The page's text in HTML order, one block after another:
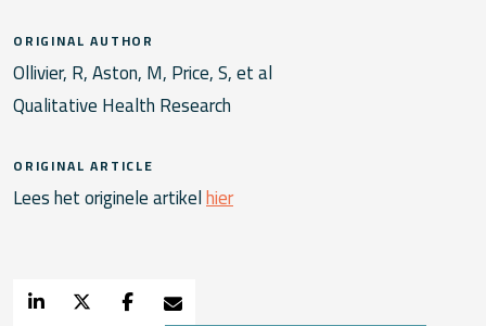
ORIGINAL AUTHOR
Ollivier, R, Aston, M, Price, S, et al
Qualitative Health Research
ORIGINAL ARTICLE
Lees het originele artikelhier